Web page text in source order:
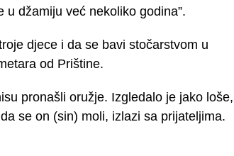
u džamiju već nekoliko godina”.
djece i da se bavi stočarstvom u
od Prištine.
pronašli oružje. Izgledalo je jako loše,
se on (sin) moli, izlazi sa prijateljima.